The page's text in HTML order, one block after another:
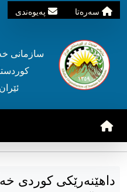
سه‌ره‌تا په‌یوه‌ندی
سازمانی
ئێران
داهێنەرێکی کوردی